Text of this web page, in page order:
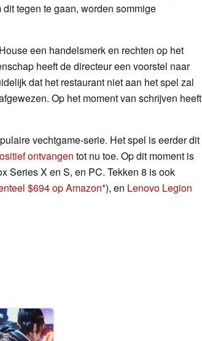
tegen te gaan, worden sommige
een handelsmerk en rechten op het
heeft de directeur een voorstel naar
dat het restaurant niet aan het spel zal
Op het moment van schrijven heeft
vechtgame-serie. Het spel is eerder dit
ontvangen tot nu toe. Op dit moment is
Series X en S, en PC. Tekken 8 is ook
$694 op Amazon ), en Lenovo Legion